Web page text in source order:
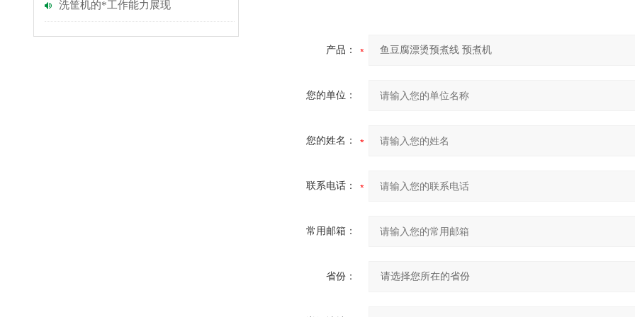
洗筐机的*工作能力展现
产品：
您的单位：
您的姓名：
联系电话：
常用邮箱：
省份：